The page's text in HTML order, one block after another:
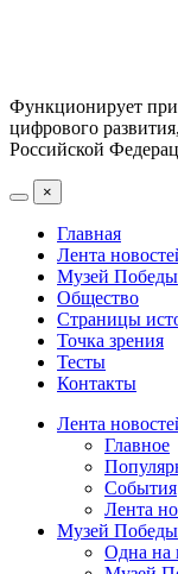
Функционирует
цифрового
Российской
×
Главная
Лента
Музей Победы
Общество
Страницы
Точка зрения
Тесты
Контакты
Лента
Главное
События
Лента
Музей Победы
Одна на